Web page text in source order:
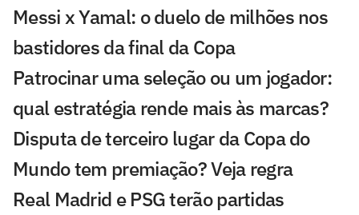
Messi x Yamal: o duelo de milhões nos
bastidores da final da Copa
Patrocinar uma seleção ou um jogador:
qual estratégia rende mais às marcas?
Disputa de terceiro lugar da Copa do
Mundo tem premiação? Veja regra
Real Madrid e PSG terão partidas